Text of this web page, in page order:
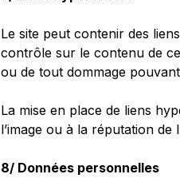
Le site peut contenir des
contrôle sur le contenu de
ou de tout dommage
La mise en place de liens
l’image ou à la réputation
8/ Données personnelles